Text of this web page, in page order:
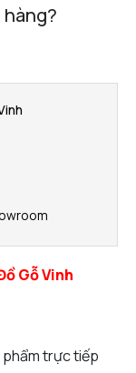
Gỗ Vinh
phẩm trực tiếp